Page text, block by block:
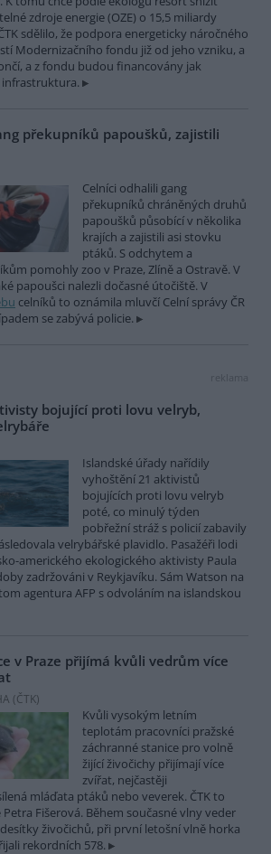
zdroje energie (OZE) o 15,5 miliardy
sdělilo, že podpora energeticky náročného
Modernizačního fondu již od jeho vzniku, a
a z fondu budou financovány jak
překupníků papoušků, zajistili
Celníci odhalili gang
překupníků chráněných druhů
papoušků působící v několika
krajích a zajistili asi stovku
ptáků. S odchytem a
pomohly zoo v Praze, Zlíně a Ostravě. V
papoušci nalezli dočasné útočiště. V
celníků to oznámila mluvčí Celní správy ČR
se zabývá policie.
reklama
bojující proti lovu velryb,
Islandské úřady nařídily
vyhoštění 21 aktivistů
bojujících proti lovu velryb
poté, co minulý týden
pobřežní stráž s policií zabavily
velrybářské plavidlo. Pasažéři lodi
amerického ekologického aktivisty Paula
zadržováni v Reykjavíku. Sám Watson na
agentura AFP s odvoláním na islandskou
v Praze přijímá kvůli vedrům více
(ČTK)
Kvůli vysokým letním
teplotám pracovníci pražské
záchranné stanice pro volně
žijící živočichy přijímají více
zvířat, nejčastěji
mláďata ptáků nebo veverek. ČTK to
Fišerová. Během současné vlny veder
živočichů, při první letošní vlně horka
rekordních 578.